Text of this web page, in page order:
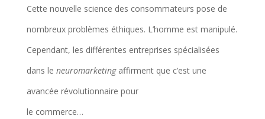
Cette nouvelle science des consommateurs pose de
nombreux problèmes éthiques. L’homme est manipulé.
Cependant, les différentes entreprises spécialisées
dans le neuromarketingaffirment que c’est une
avancée révolutionnaire pour
le commerce…